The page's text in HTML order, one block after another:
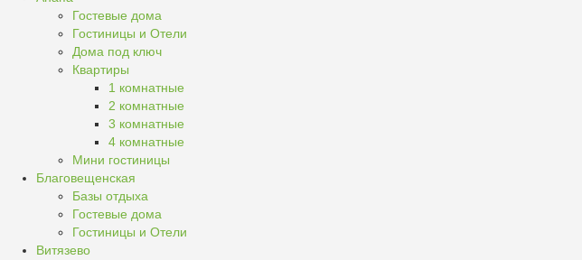
Гостевые дома
Гостиницы и Отели
Дома под ключ
Квартиры
1 комнатные
2 комнатные
3 комнатные
4 комнатные
Мини гостиницы
Благовещенская
Базы отдыха
Гостевые дома
Гостиницы и Отели
Витязево